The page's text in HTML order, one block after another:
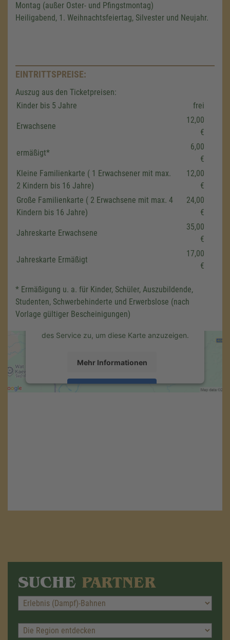
SUCHE PARTNER
Montag (außer Oster- und Pfingst­montag)
Heiligabend, 1. Weihnachts­feiertag, Silvester und Neujahr.
EINTRITTSPREISE:
Auszug aus den Ticketpreisen:
Kinder bis 5 Jahre
frei
Erwachsene
12,00
€
ermäßigt*
6,00
€
Kleine Familienkarte ( 1 Erwachsener mit max.
2 Kindern bis 16 Jahre)
12,00
€
Große Familienkarte ( 2 Erwachsene mit max. 4
Kindern bis 16 Jahre)
24,00
€
Jahreskarte Erwachsene
35,00
€
Jahreskarte Ermäßigt
17,00
€
* Ermäßigung u. a. für Kinder, Schüler, Auszubildende,
Studenten, Schwerbehinderte und Erwerbslose (nach
Vorlage gültiger Bescheinigungen)
um den Google Maps-Service zu
Drittanbieters, um Karteninhalte einzubetten.
Dieser Service kann Daten zu Ihren
Aktivitäten sammeln. Bitte lesen Sie die
des Service zu, um diese Karte anzuzeigen.
Mehr Informationen